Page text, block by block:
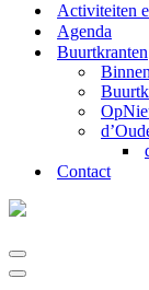
Activiteiten
Agenda
Buurtkranten
Contact
Navigatie
Menu
Navigatie